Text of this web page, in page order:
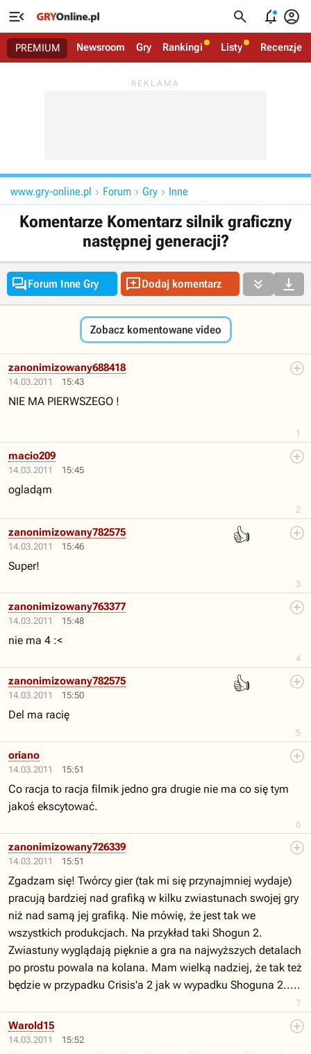
   
PREMIUM Newsroom Gry Rankingi Listy Recenzje
www.gry-online.pl  Forum  Gry  Inne
Komentarze Komentarz silnik graficzny
następnej generacji?
Forum Inne Gry Dodaj komentarz  
Zobacz komentowane video
14.03.2011 15:43
1
zanonimizowany688418
NIE MA PIERWSZEGO !
14.03.2011 15:45
2
macio209
ogladąm
14.03.2011 15:46
👍
3
zanonimizowany782575
Super!
14.03.2011 15:48
4
zanonimizowany763377
nie ma 4 :<
14.03.2011 15:50
👍
5
zanonimizowany782575
Del ma racię
14.03.2011 15:51
6
oriano
Co racja to racja filmik jedno gra drugie nie ma co się tym
jakoś ekscytować.
14.03.2011 15:51
7
zanonimizowany726339
Zgadzam się! Twórcy gier (tak mi się przynajmniej wydaje)
pracują bardziej nad grafiką w kilku zwiastunach swojej gry
niż nad samą jej grafiką. Nie mówię, że jest tak we
wszystkich produkcjach. Na przykład taki Shogun 2.
Zwiastuny wyglądają pięknie a gra na najwyższych detalach
po prostu powala na kolana. Mam wielką nadziej, że tak też
będzie w przypadku Crisis'a 2 jak w wypadku Shoguna 2.....
14.03.2011 15:52
Warold15